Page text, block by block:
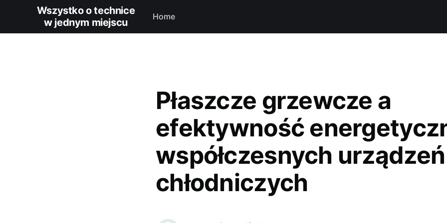
Wszystko o technice
w jednym miejscu
Home
Płaszcze grzewcze a
efektywność
współczesnych urządzeń
chłodniczych